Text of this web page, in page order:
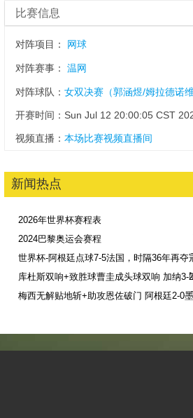
比赛信息
对阵项目： 网球
对阵赛事： 温网
对阵球队： 女双决赛（郭涵煜/姆拉德诺维
开赛时间：Sun Jul 12 20:00:05 CST
视频直播： 本场比赛视频直播间
新闻热点
2026年世界杯赛程表
2024巴黎奥运会赛程
库杜斯双响+致胜球曹圭成头球双响 加纳3-